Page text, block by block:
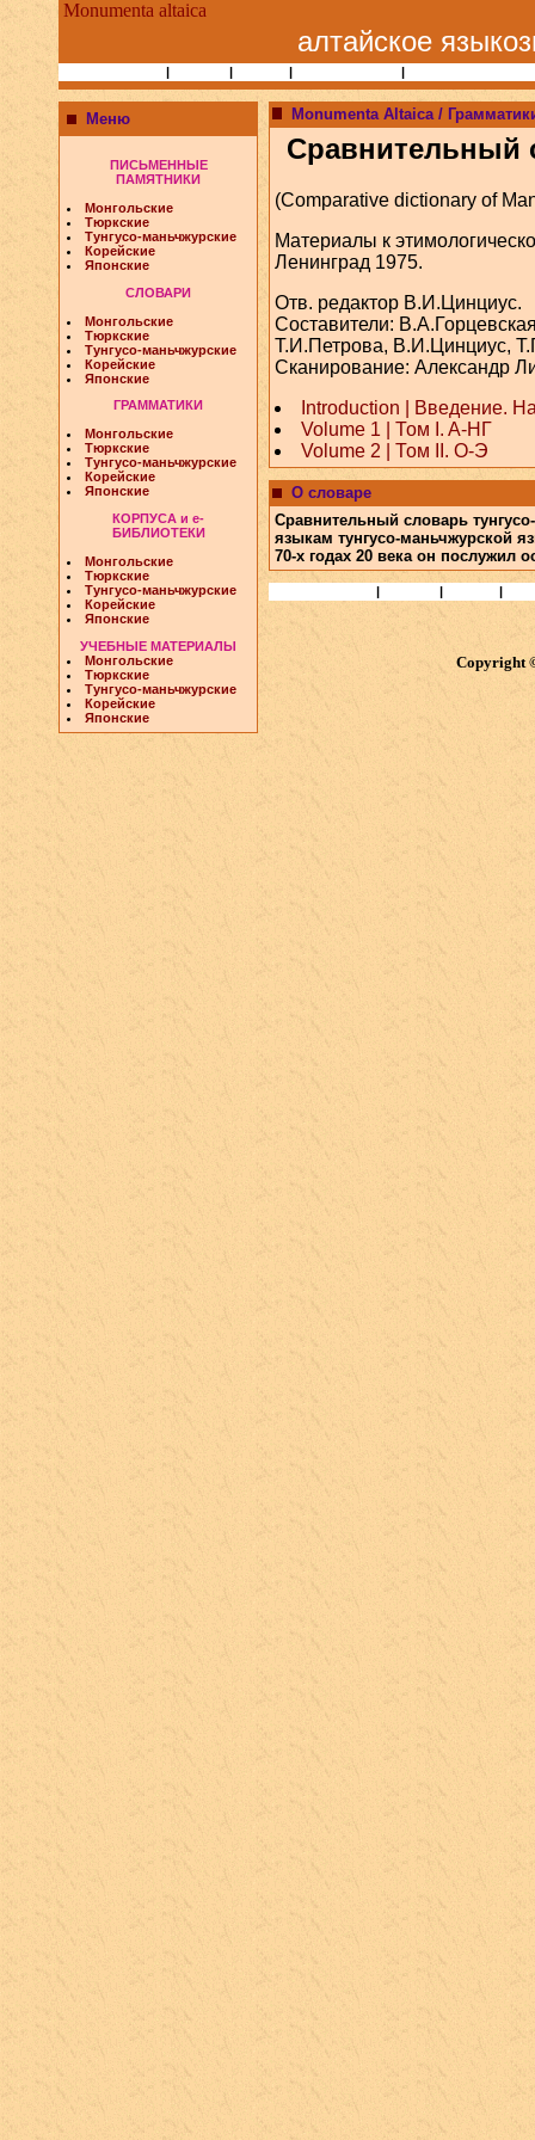
Monumenta altaica
алтайское
| | | |
Меню
ПИСЬМЕННЫЕ
ПАМЯТНИКИ
Монгольские
Тюркские
Тунгусо-маньчжурские
Корейские
Японские
СЛОВАРИ
Монгольские
Тюркские
Тунгусо-маньчжурские
Корейские
Японские
ГРАММАТИКИ
Монгольские
Тюркские
Тунгусо-маньчжурские
Корейские
Японские
КОРПУСА и e-
БИБЛИОТЕКИ
Монгольские
Тюркские
Тунгусо-маньчжурские
Корейские
Японские
УЧЕБНЫЕ МАТЕРИАЛЫ
Монгольские
Тюркские
Тунгусо-маньчжурские
Корейские
Японские
Monumenta Altaica /
Сравнительный
(Comparative dictionary of
Материалы к
Ленинград 1975.
Отв. редактор В.И.Цинциус.
Составители:
Т.И.Петрова, В.И.Цинциус,
Сканирование: Александр
Introduction | Введение.
Volume 1 | Том I. A-НГ
Volume 2 | Том II. О-Э
О словаре
Сравнительный словарь
языкам тунгусо-маньчжурской
70-х годах 20 века он послужил
| | |
Copyright